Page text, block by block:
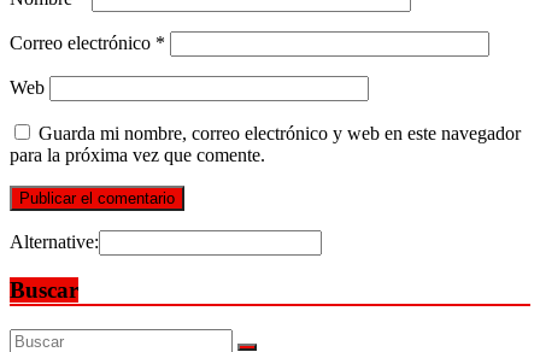
Correo electrónico *
Web
Guarda mi nombre, correo electrónico y web en este navegador
para la próxima vez que comente.
Alternative:
Buscar